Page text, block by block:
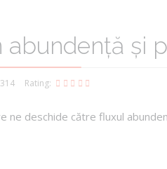
și
Rating:
deschide către fluxul